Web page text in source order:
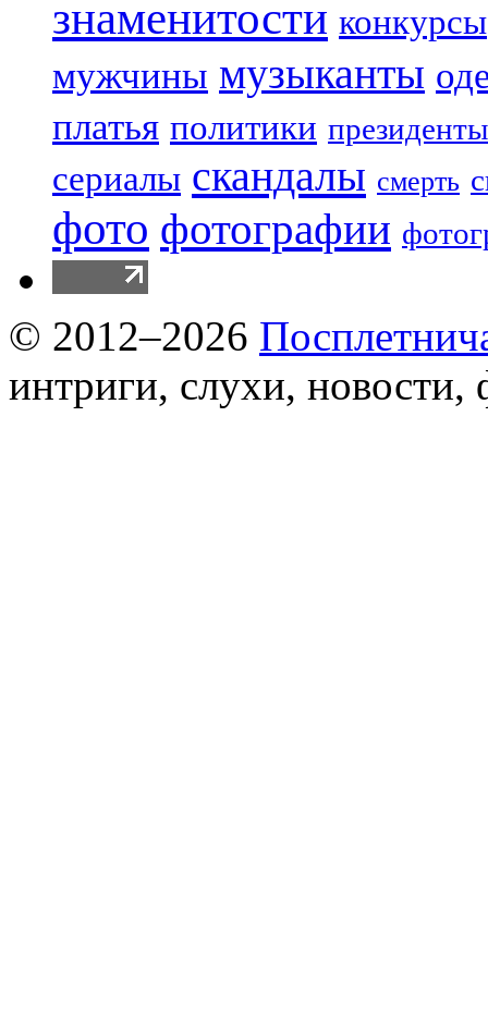
знаменитости конкурсы
мужчины музыканты
платья политики президенты
сериалы скандалы смерть
фото фотографии
© 2012–2026
интриги, слухи, новости,